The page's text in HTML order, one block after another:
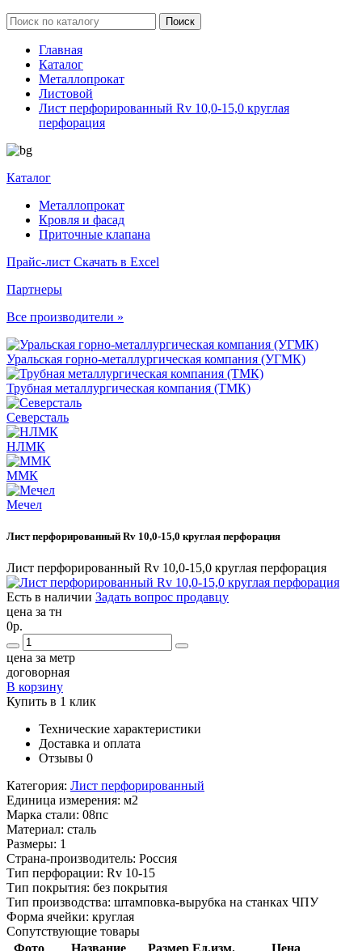
Главная
Каталог
Металлопрокат
Листовой
Лист перфорированный Rv 10,0-15,0 круглая
перфорация
Каталог
Металлопрокат
Кровля и фасад
Приточные клапана
Прайс-лист Скачать в Excel
Партнеры
Все производители »
Уральская горно-металлургическая компания (УГМК)
Трубная металлургическая компания (ТМК)
Северсталь
НЛМК
ММК
Мечел
Лист перфорированный Rv 10,0-15,0 круглая перфорация
Лист перфорированный Rv 10,0-15,0 круглая перфорация
Есть в наличии Задать вопрос продавцу
цена за тн
0р.
цена за метр
договорная
В корзину
Купить в 1 клик
Технические характеристики
Доставка и оплата
Отзывы 0
Категория: Лист перфорированный
Единица измерения: м2
Марка стали: 08пс
Материал: сталь
Размеры: 1
Страна-производитель: Россия
Тип перфорации: Rv 10-15
Тип покрытия: без покрытия
Тип производства: штамповка-вырубка на станках ЧПУ
Форма ячейки: круглая
Сопутствующие товары